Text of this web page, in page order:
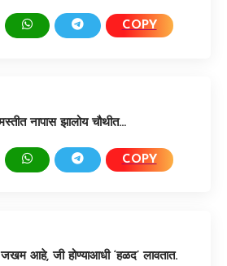
COPY
नापास झालोय चौथीत…
COPY
आहे, जी होण्याआधी ‘हळद’ लावतात.